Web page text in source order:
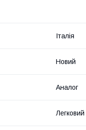
Італія
Новий
Аналог